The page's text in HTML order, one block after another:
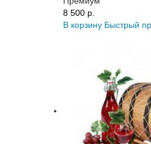
8 500 p.
В корзину Быстрый